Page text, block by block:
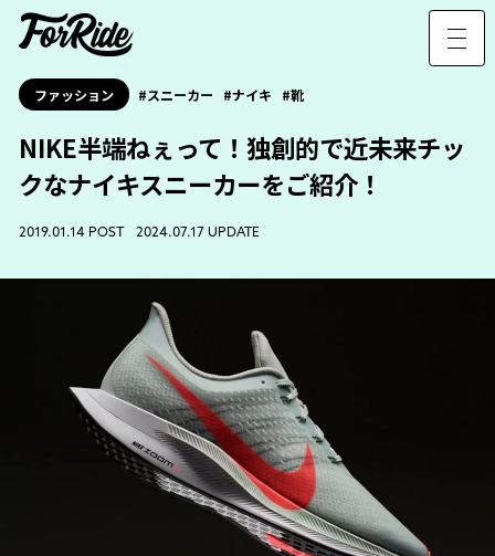
ファッション スニーカー ナイキ 靴
NIKE半端ねぇって！独創的で近未来チッ
クなナイキスニーカーをご紹介！
2019.01.14 POST 2024.07.17 UPDATE